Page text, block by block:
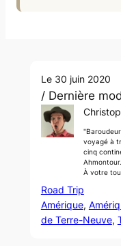
Le 30 juin 2020
/ Dernière
voyagé à
cinq
À votre
Road Trip
Amérique,
de Terre-Neuve,